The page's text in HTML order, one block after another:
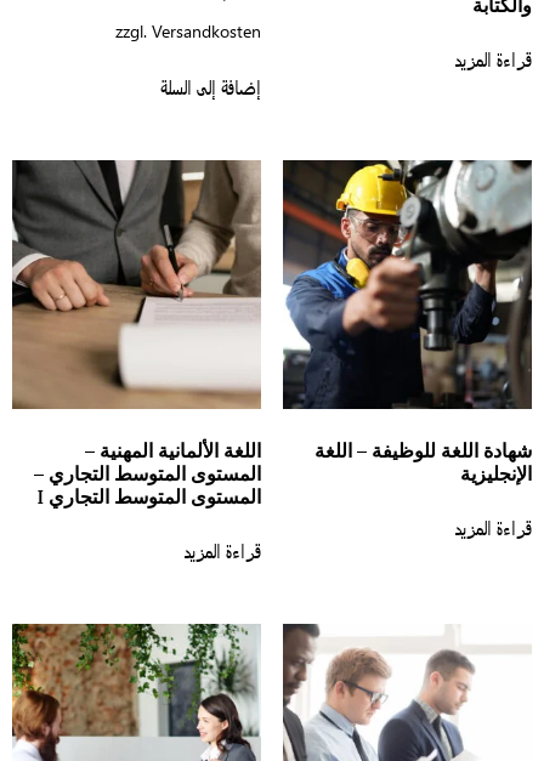
المزيد
zzgl.Versandkosten
إضافة إلى السلة
اللغة للوظيفة – اللغة
المزيد
اللغة الألمانية المهنية –
المستوى المتوسط التجاري –
المستوى المتوسط التجاري I
قراءة المزيد